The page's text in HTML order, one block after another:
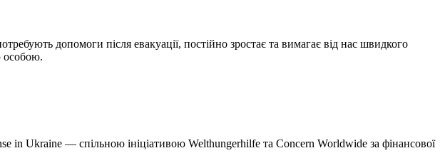
допомоги після евакуації, постійно зростає та вимагає від нас швидкого
особою.
in Ukraine — спільною ініціативою Welthungerhilfe та Concern Worldwide за фінансової